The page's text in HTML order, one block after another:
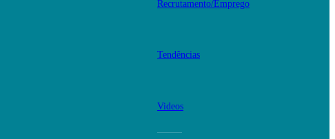
Recrutamento/Emprego
Tendências
Videos